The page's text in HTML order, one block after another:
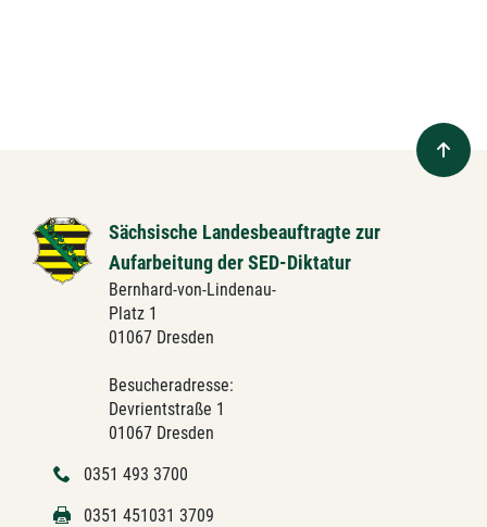
Sächsische Landesbeauftragte zur
Aufarbeitung der SED-Diktatur
Bernhard-von-Lindenau-
Platz 1
01067 Dresden
Besucheradresse:
Devrientstraße 1
01067 Dresden
0351 493 3700
0351 451031 3709